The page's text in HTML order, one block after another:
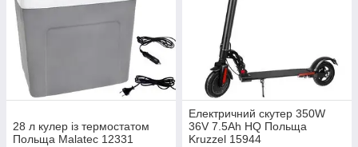
28 л кулер із термостатом
Польща Malatec 12331
Електричний скутер 350W
36V 7.5Ah HQ Польща
Kruzzel 15944